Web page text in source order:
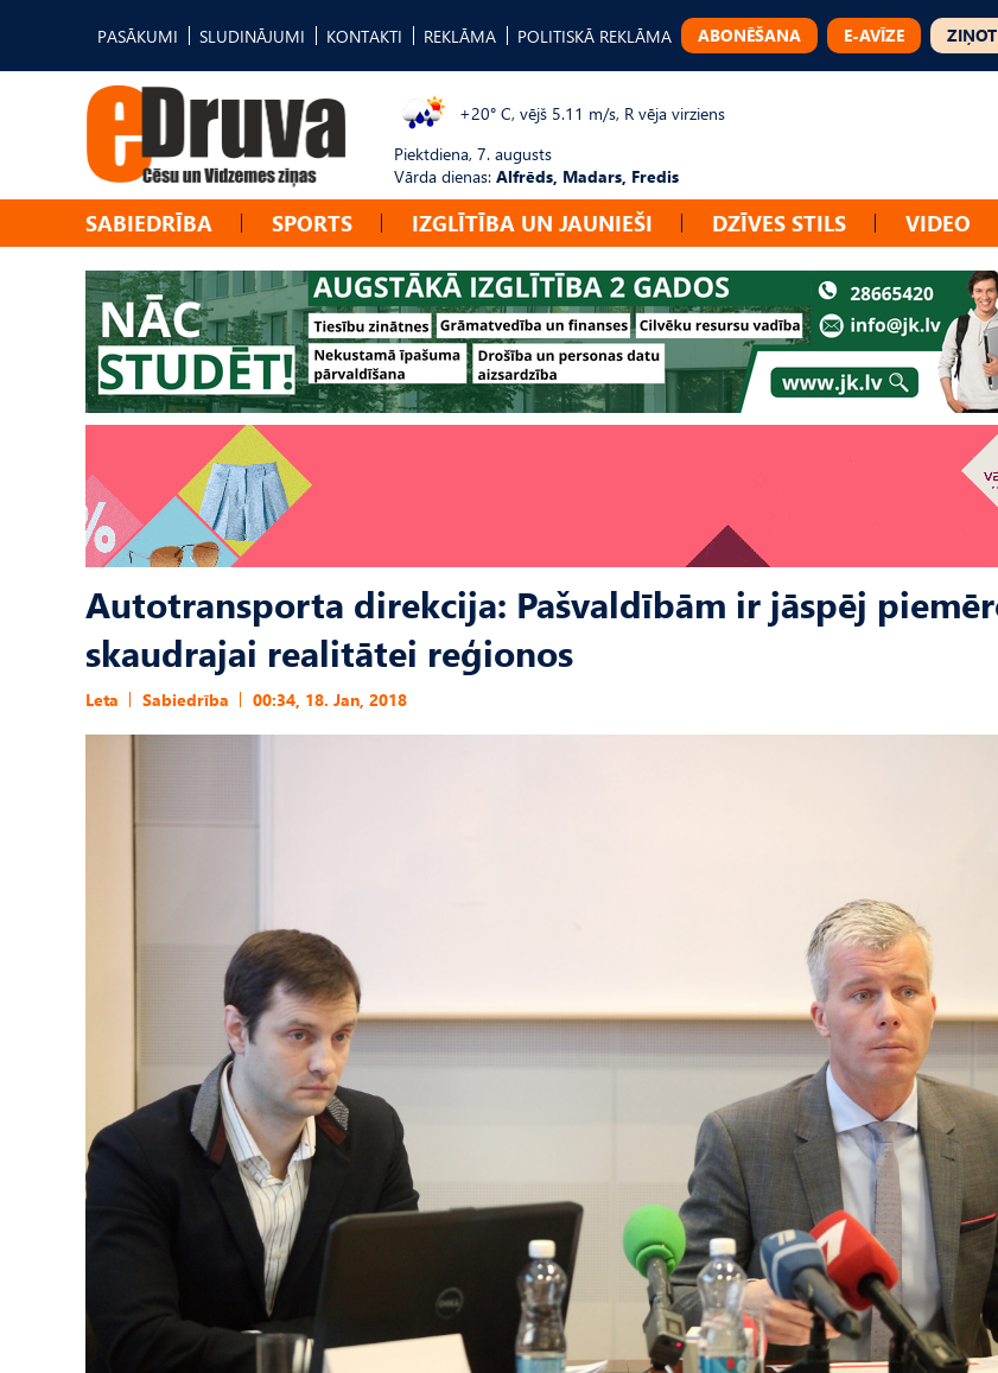
PASĀKUMI SLUDINĀJUMI KONTAKTI REKLĀMA POLITISKĀ REKLĀMA ABONĒŠANA E-AVĪZE
+20° C, vējš 5.11 m/s, R vēja virziens
Piektdiena, 7. augusts
Vārda dienas: Alfrēds, Madars, Fredis
SABIEDRĪBA SPORTS IZGLĪTĪBA UN JAUNIEŠI DZĪVES STILS VIDEO
Autotransporta direkcija: Pašvaldībām ir jāspēj
skaudrajai realitātei reģionos
Leta Sabiedrība 00:34, 18. Jan, 2018